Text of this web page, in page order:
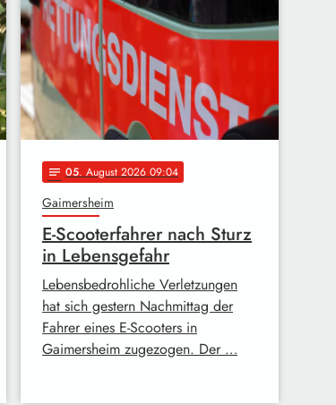
notes 05. August 2026 09:04
Gaimersheim
E-Scooterfahrer nach Sturz
in Lebensgefahr
Lebensbedrohliche Verletzungen
hat sich gestern Nachmittag der
Fahrer eines E-Scooters in
Gaimersheim zugezogen. Der …